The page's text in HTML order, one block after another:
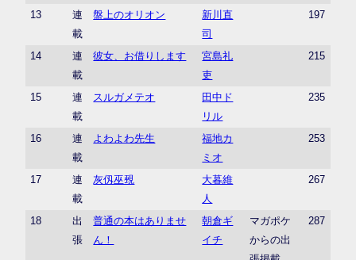
13
連
載
盤上のオリオン
新川直
司
197
14
連
載
彼女、お借りします
宮島礼
吏
215
15
連
載
スルガメテオ
田中ド
リル
235
16
連
載
よわよわ先生
福地カ
ミオ
253
17
連
載
灰仭巫覡
大暮維
人
267
18
出
張
普通の本はありませ
ん！
朝倉ギ
イチ
マガポケ
からの出
287